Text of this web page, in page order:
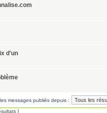
d'un
messages publiés depuis :
]